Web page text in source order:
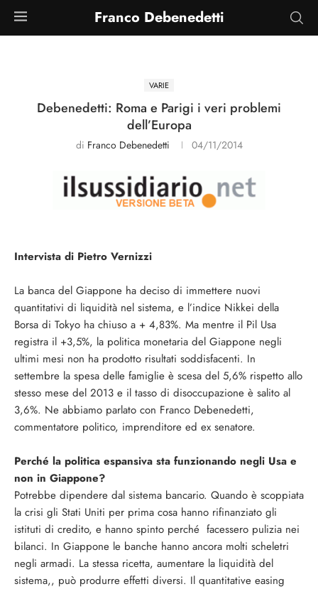
Franco Debenedetti
VARIE
Debenedetti: Roma e Parigi i veri problemi
dell’Europa
di Franco Debenedetti 04/11/2014
Intervista di Pietro Vernizzi
La banca del Giappone ha deciso di immettere nuovi
quantitativi di liquidità nel sistema, e l’indice Nikkei della
Borsa di Tokyo ha chiuso a + 4,83%. Ma mentre il Pil Usa
registra il +3,5%, la politica monetaria del Giappone negli
ultimi mesi non ha prodotto risultati soddisfacenti. In
settembre la spesa delle famiglie è scesa del 5,6% rispetto allo
stesso mese del 2013 e il tasso di disoccupazione è salito al
3,6%. Ne abbiamo parlato con Franco Debenedetti,
commentatore politico, imprenditore ed ex senatore.
Perché la politica espansiva sta funzionando negli Usa e
non in Giappone?
Potrebbe dipendere dal sistema bancario. Quando è scoppiata
la crisi gli Stati Uniti per prima cosa hanno rifinanziato gli
istituti di credito, e hanno spinto perché facessero pulizia nei
bilanci. In Giappone le banche hanno ancora molti scheletri
negli armadi. La stessa ricetta, aumentare la liquidità del
sistema,, può produrre effetti diversi. Il quantitative easing